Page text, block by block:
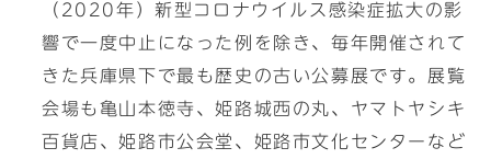
（2020年）新型コロナウイルス感染症拡大の影
響で一度中止になった例を除き、毎年開催されて
きた兵庫県下で最も歴史の古い公募展です。展覧
会場も亀山本徳寺、姫路城西の丸、ヤマトヤシキ
百貨店、姫路市公会堂、姫路市文化センターなど